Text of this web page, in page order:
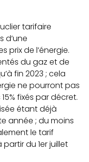
tarifaire
d’une
prix de l’énergie.
du gaz et de
fin 2023 ; cela
ne pourront pas
fixés par décret.
étant déjà
année ; du moins
le tarif
du 1er juillet